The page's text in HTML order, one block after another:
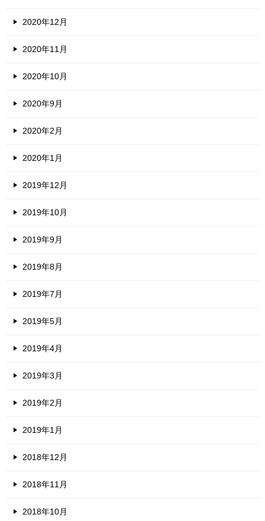
2020年12月
2020年11月
2020年10月
2020年9月
2020年2月
2020年1月
2019年12月
2019年10月
2019年9月
2019年8月
2019年7月
2019年5月
2019年4月
2019年3月
2019年2月
2019年1月
2018年12月
2018年11月
2018年10月